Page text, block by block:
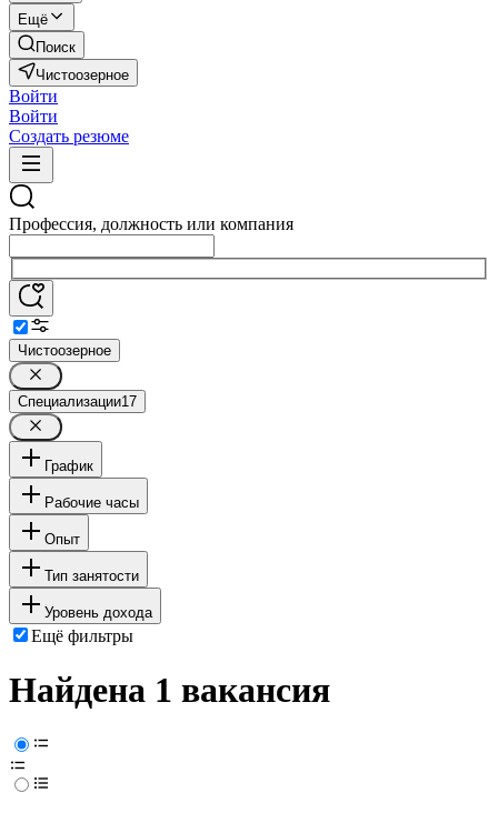
Ещё
Поиск
Чистоозерное
Войти
Войти
Создать резюме
Профессия, должность или компания
Чистоозерное
Специализации17
График
Рабочие часы
Опыт
Тип занятости
Уровень дохода
Ещё фильтры
Найдена 1 вакансия